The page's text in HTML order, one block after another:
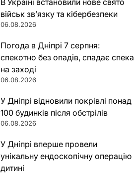
В Україні встановили нове свято
військ зв’язку та кібербезпеки
06.08.2026
Погода в Дніпрі 7 серпня:
спекотно без опадів, спадає спека
на заході
06.08.2026
У Дніпрі відновили покрівлі понад
100 будинків після обстрілів
06.08.2026
У Дніпрі вперше провели
унікальну ендоскопічну операцію
дитині